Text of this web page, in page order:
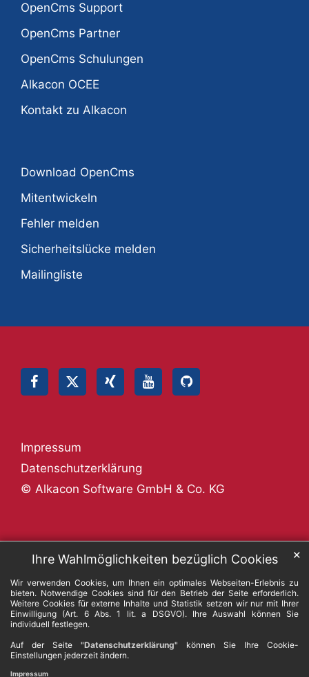
Ihre Wahlmöglichkeiten bezüglich Cookies
Wir verwenden Cookies, um Ihnen ein optimales Webseiten-Erlebnis zu
bieten. Notwendige Cookies sind für den Betrieb der Seite erforderlich.
Weitere Cookies für externe Inhalte und Statistik setzen wir nur mit Ihrer
Einwilligung (Art. 6 Abs. 1 lit. a DSGVO). Ihre Auswahl können Sie
individuell festlegen.
Auf der Seite "Datenschutzerklärung" können Sie Ihre Cookie-
Einstellungen jederzeit ändern.
✕
Impressum
OpenCms Support
OpenCms Partner
OpenCms Schulungen
Alkacon OCEE
Kontakt zu Alkacon
Download OpenCms
Mitentwickeln
Fehler melden
Sicherheitslücke melden
Mailingliste
© Alkacon Software GmbH & Co. KG
Datenschutzerklärung
Impressum